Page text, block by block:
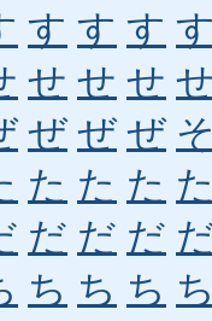
す す す
せ せ せ
ぜ ぜ ぜ
た た た
だ だ だ
ち ち ち